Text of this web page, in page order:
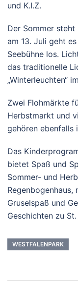
und K.I.Z.
Der Sommer
am 13. Juli geht
Seebühne los.
das traditionelle
„Winterleuchten“
Zwei Flohmärkte
Herbstmarkt und
gehören ebenfalls
Das
bietet Spaß und
Sommer- und
Gruselspaß und
Geschichten zu
WESTFALENPARK